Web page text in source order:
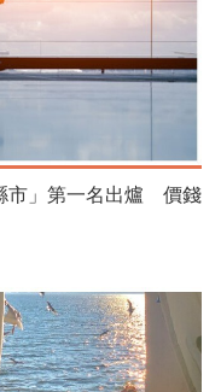
市」第一名出爐 價錢